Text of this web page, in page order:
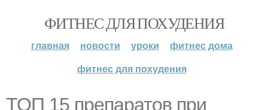
ФИТНЕС ДЛЯ ПОХУДЕНИЯ
главная новости уроки
фитнес дома
фитнес для похудения
ТОП 15 препаратов при